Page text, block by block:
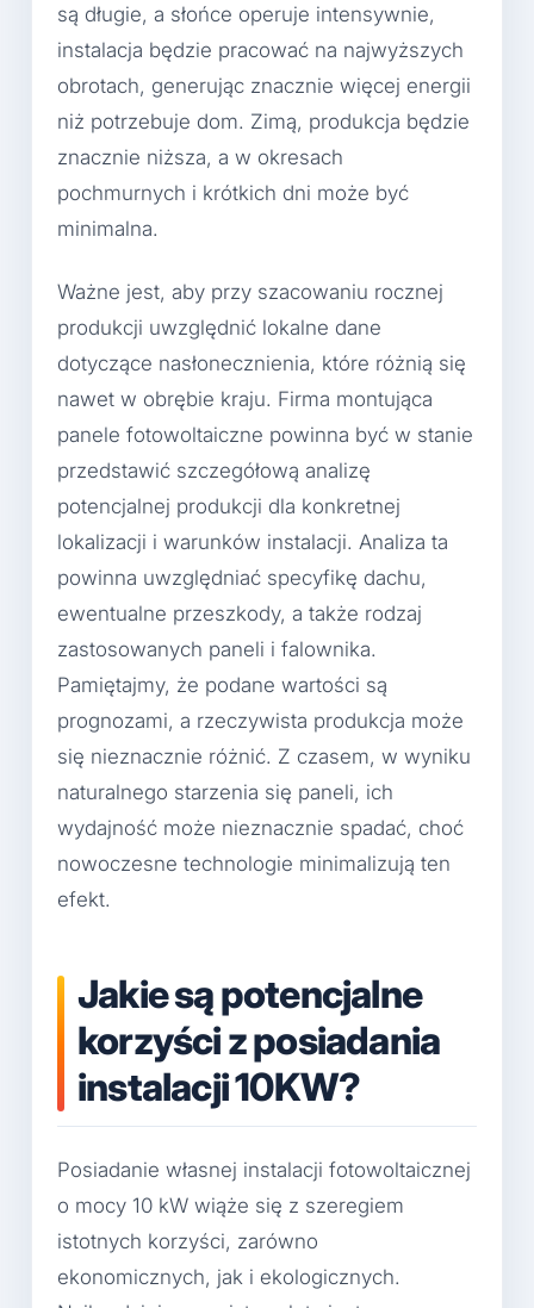
są długie, a słońce operuje intensywnie,
instalacja będzie pracować na najwyższych
obrotach, generując znacznie więcej energii
niż potrzebuje dom. Zimą, produkcja będzie
znacznie niższa, a w okresach
pochmurnych i krótkich dni może być
minimalna.
Ważne jest, aby przy szacowaniu rocznej
produkcji uwzględnić lokalne dane
dotyczące nasłonecznienia, które różnią się
nawet w obrębie kraju. Firma montująca
panele fotowoltaiczne powinna być w stanie
przedstawić szczegółową analizę
potencjalnej produkcji dla konkretnej
lokalizacji i warunków instalacji. Analiza ta
powinna uwzględniać specyfikę dachu,
ewentualne przeszkody, a także rodzaj
zastosowanych paneli i falownika.
Pamiętajmy, że podane wartości są
prognozami, a rzeczywista produkcja może
się nieznacznie różnić. Z czasem, w wyniku
naturalnego starzenia się paneli, ich
wydajność może nieznacznie spadać, choć
nowoczesne technologie minimalizują ten
efekt.
Jakie są potencjalne
korzyści z posiadania
instalacji 10KW?
Posiadanie własnej instalacji fotowoltaicznej
o mocy 10 kW wiąże się z szeregiem
istotnych korzyści, zarówno
ekonomicznych, jak i ekologicznych.